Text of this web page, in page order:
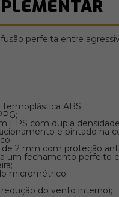
perfeita entre
ABS;
EPS com dupla
e pintado na
2 mm com proteção
um fechamento perfeito
micrométrico;
do vento interno);